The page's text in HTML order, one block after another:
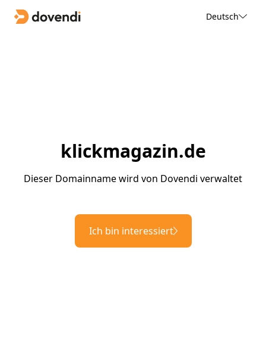
Deutsch
klickmagazin.de
Dieser Domainname wird von Dovendi verwaltet
Ich bin interessiert